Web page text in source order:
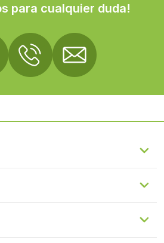
para cualquier duda!